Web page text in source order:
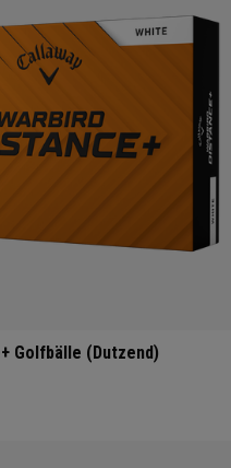
Golfbälle (Dutzend)